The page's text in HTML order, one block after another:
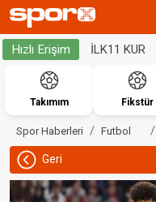
Hızlı Erişim İLK11 KUR
Takımım Fikstür
Spor Haberleri Futbol
Geri